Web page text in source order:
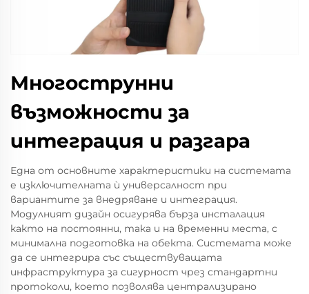
Многострунни
възможности за
интеграция и разгара
Една от основните характеристики на системата
е изключителната ѝ универсалност при
вариантите за внедряване и интеграция.
Модулният дизайн осигурява бърза инсталация
както на постоянни, така и на временни места, с
минимална подготовка на обекта. Системата може
да се интегрира със съществуващата
инфраструктура за сигурност чрез стандартни
протоколи, което позволява централизирано